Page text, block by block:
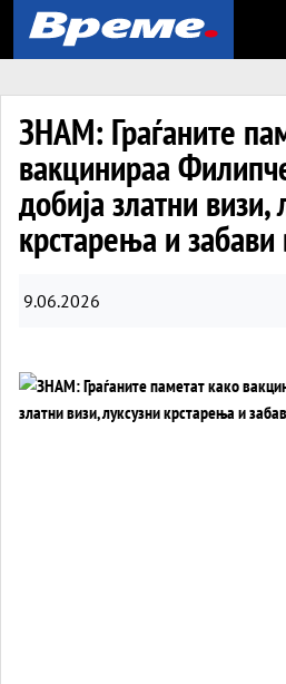
ЗНАМ: Граѓаните
вакцинираа
добија златни визи,
крстарења и
9.06.2026